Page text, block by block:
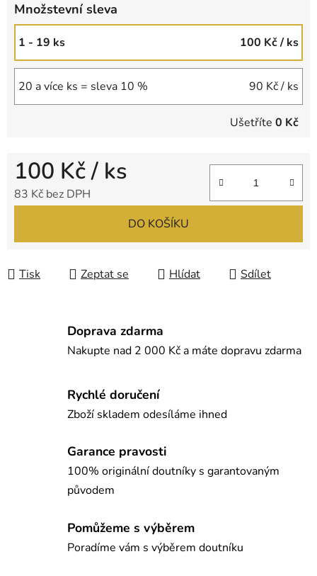
Množstevní sleva
1 - 19 ks 100 Kč/ ks
20 a více ks = sleva 10 % 90 Kč/ ks
Ušetříte 0 Kč
100 Kč/ ks
83 Kč bez DPH
DO KOŠÍKU
Tisk Zeptat se Hlídat Sdílet
Doprava zdarma
Nakupte nad 2 000 Kč a máte dopravu zdarma
Rychlé doručení
Zboží skladem odesíláme ihned
Garance pravosti
100% originální doutníky s garantovaným
původem
Pomůžeme s výběrem
Poradíme vám s výběrem doutníku